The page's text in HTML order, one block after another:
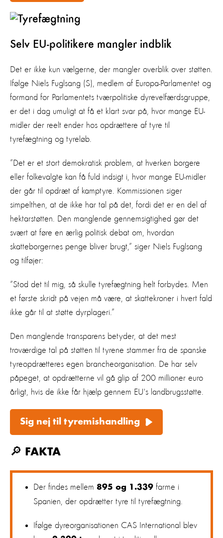
Selv EU-politikere mangler indblik
Det er ikke kun vælgerne, der mangler overblik over støtten.
Ifølge Niels Fuglsang (S), medlem af Europa-Parlamentet og
formand for Parlamentets tværpolitiske dyrevelfærdsgruppe,
er det i dag umuligt at få et klart svar på, hvor mange EU-
midler der reelt ender hos opdrættere af tyre til
tyrefægtning og tyreløb.
”Det er et stort demokratisk problem, at hverken borgere
eller folkevalgte kan få fuld indsigt i, hvor mange EU-midler
der går til opdræt af kamptyre. Kommissionen siger
simpelthen, at de ikke har tal på det, fordi det er en del af
hektarstøtten. Den manglende gennemsigtighed gør det
svært at føre en ærlig politisk debat om, hvordan
skatteborgernes penge bliver brugt,” siger Niels Fuglsang
og tilføjer:
“Stod det til mig, så skulle tyrefægtning helt forbydes. Men
et første skridt på vejen må være, at skattekroner i hvert fald
ikke går til at støtte dyrplageri.”
Den manglende transparens betyder, at det mest
troværdige tal på støtten til tyrene stammer fra de spanske
tyreopdrætteres egen brancheorganisation.
De har selv
påpeget, at opdrætterne vil gå glip af 200 millioner euro
årligt, hvis de ikke får hjælp gennem EU's landbrugsstøtte.
Sig nej til tyremishandling
🔎 FAKTA
Der findes mellem 895 og 1.339 farme i
Spanien, der opdrætter tyre til tyrefægtning.
Ifølge dyreorganisationen CAS International blev